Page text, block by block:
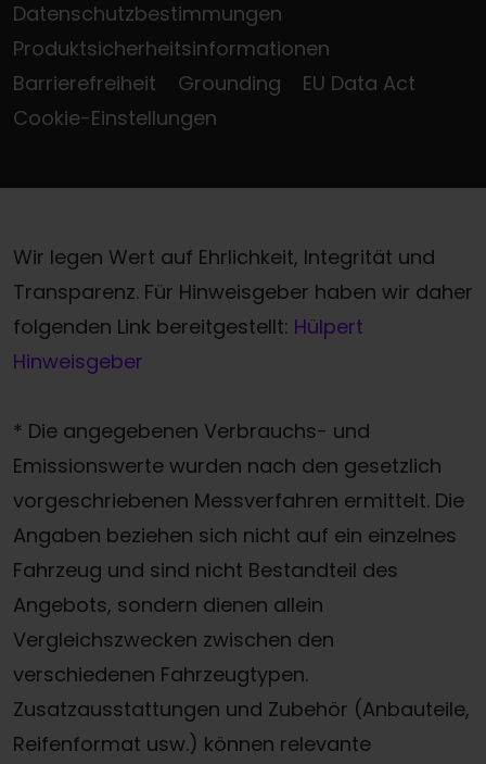
Datenschutzbestimmungen
Produktsicherheitsinformationen
Barrierefreiheit
Grounding
EU Data Act
Cookie-Einstellungen
Wir legen Wert auf Ehrlichkeit, Integrität und
Transparenz. Für Hinweisgeber haben wir daher
folgenden Link bereitgestellt: Hülpert
Hinweisgeber
* Die angegebenen Verbrauchs- und
Emissionswerte wurden nach den gesetzlich
vorgeschriebenen Messverfahren ermittelt. Die
Angaben beziehen sich nicht auf ein einzelnes
Fahrzeug und sind nicht Bestandteil des
Angebots, sondern dienen allein
Vergleichszwecken zwischen den
verschiedenen Fahrzeugtypen.
Zusatzausstattungen und Zubehör (Anbauteile,
Reifenformat usw.) können relevante